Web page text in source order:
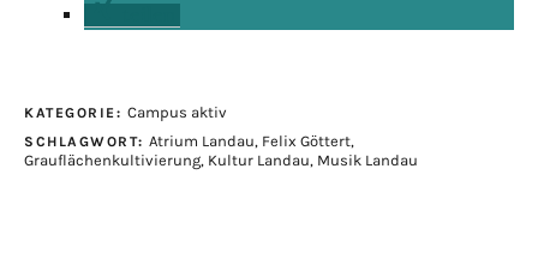
KATEGORIE: Campus aktiv
SCHLAGWORT: Atrium Landau, Felix Göttert,
Grauflächenkultivierung, Kultur Landau, Musik Landau